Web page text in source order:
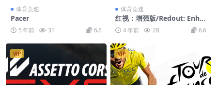
体育竞速
Pacer
5 年前 31 6.6
体育竞速
红视：增强版/Redout: Enha
nced Edition
4 年前 28 6.6
VIP VIP